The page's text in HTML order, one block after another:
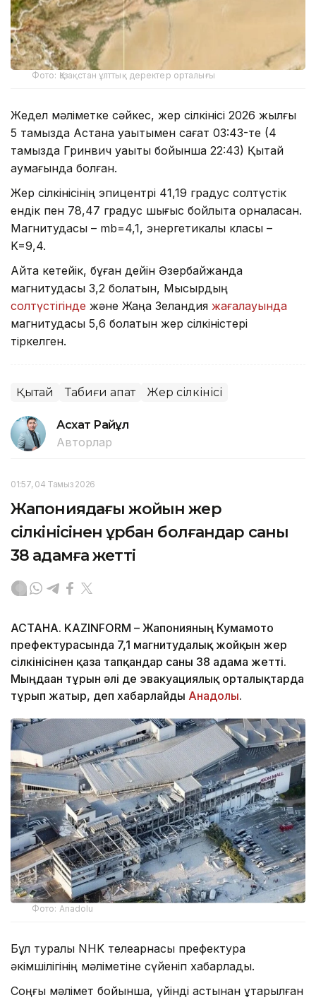
Фото: Қазақстан ұлттық деректер орталығы
Жедел мәліметке сәйкес, жер сілкінісі 2026 жылғы
5 тамызда Астана уақытымен сағат 03:43-те (4
тамызда Гринвич уақыты бойынша 22:43) Қытай
аумағында болған.
Жер сілкінісінің эпицентрі 41,19 градус солтүстік
ендік пен 78,47 градус шығыс бойлықта орналасқан.
Магнитудасы – mb=4,1, энергетикалық класы –
K=9,4.
Айта кетейік, бұған дейін Әзербайжанда
магнитудасы 3,2 болатын, Мысырдың
солтүстігінде және Жаңа Зеландия жағалауында
магнитудасы 5,6 болатын жер сілкіністері
тіркелген.
Қытай Табиғи апат Жер сілкінісі
Асхат Райқұл
Авторлар
01:57, 04 Тамыз 2026
Жапониядағы жойқын жер
сілкінісінен құрбан болғандар саны
38 адамға жетті
АСТАНА. KAZINFORM – Жапонияның Кумамото
префектурасында 7,1 магнитудалық жойқын жер
сілкінісінен қаза тапқандар саны 38 адамға жетті.
Мыңдаған тұрғын әлі де эвакуациялық орталықтарда
тұрып жатыр, деп хабарлайды Анадолы.
Фото: Anadolu
Бұл туралы NHK телеарнасы префектура
әкімшілігінің мәліметіне сүйеніп хабарлады.
Соңғы мәлімет бойынша, үйінді астынан құтқарылған